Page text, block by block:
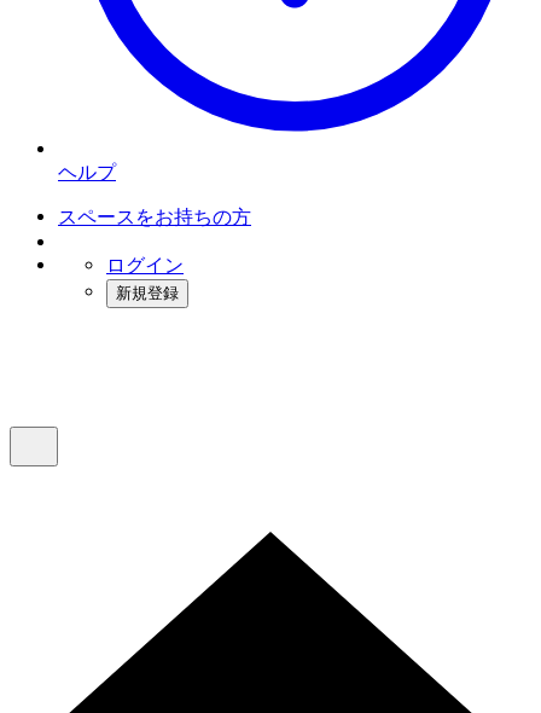
ヘルプ
スペースをお持ちの方
ログイン
新規登録